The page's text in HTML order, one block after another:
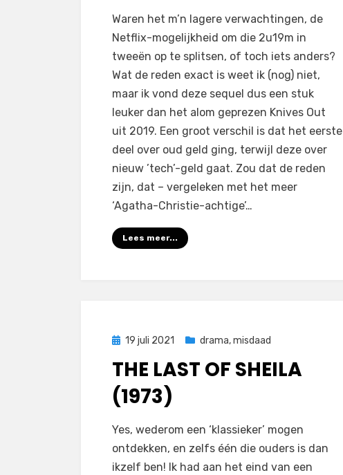
door Filmofiel.nl
Waren het m’n lagere verwachtingen, de
Netflix-mogelijkheid om die 2u19m in
tweeën op te splitsen, of toch iets anders?
Wat de reden exact is weet ik (nog) niet,
maar ik vond deze sequel dus een stuk
leuker dan het alom geprezen Knives Out
uit 2019. Een groot verschil is dat het eerste
deel over oud geld ging, terwijl deze over
nieuw ’tech’-geld gaat. Zou dat de reden
zijn, dat – vergeleken met het meer
‘Agatha-Christie-achtige’…
Lees meer...
Geplaatst
19 juli 2021 drama,misdaad
THE LAST OF SHEILA
(1973)
doorFilmofiel.nl
Yes, wederom een ‘klassieker’ mogen
ontdekken, en zelfs één die ouders is dan
ikzelf ben! Ik had aan het eind van een